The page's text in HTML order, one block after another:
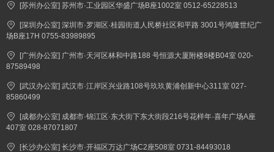
[苏州办公室] 苏州市·工业园区华盛广场B座1002室 0512-65228513
[深圳办公室] 深圳市·罗湖区·桂园街道人民桥社区和平路 3001号鸿隆世纪广
场B座17H 0755-83989895
[广州办公室] 广州市·天河区林和中路188 号恒源大厦附楼8楼B04室 020-
87589498
[武汉办公室] 武汉市·江岸区兴业路108号玖玖黄浦创新中心311室 027-
85860499
[成都办公室] 成都市·锦江区·东大街下东大街段216号花样年·喜年广场A座
407室 028-87071807
[长沙办公室] 长沙市·开福区万达广场C2座508室 0731-84493018